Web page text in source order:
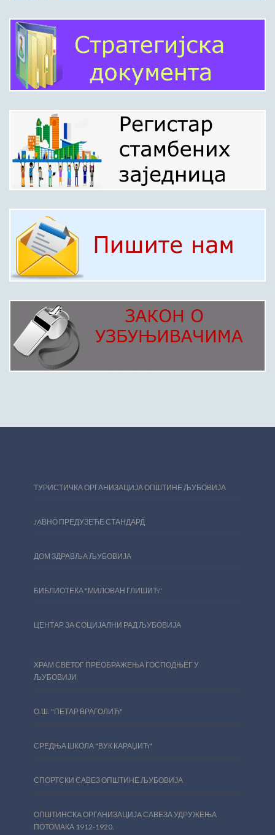
ТУРИСТИЧКА ОРГАНИЗАЦИЈА ОПШТИНЕ ЉУБОВИЈА
JAВНО ПРЕДУЗЕЋЕ СТАНДАРД
ДОМ ЗДРАВЉА ЉУБОВИЈА
БИБЛИОТЕКА "МИЛОВАН ГЛИШИЋ"
ЦЕНТАР ЗА СОЦИЈАЛНИ РАД ЉУБОВИЈА
ХРАМ СВЕТОГ ПРЕОБРАЖЕЊА ГОСПОДЊЕГ У
ЉУБОВИЈИ
О.Ш. "ПЕТАР ВРАГОЛИЋ"
СРЕДЊА ШКОЛА "ВУК КАРАЏИЋ"
СПОРТСКИ САВЕЗ ОПШТИНЕ ЉУБОВИЈА
ОПШТИНСКA ОРГАНИЗАЦИЈA САВЕЗА УДРУЖЕЊА
ПОТОМАКА 1912-1920.